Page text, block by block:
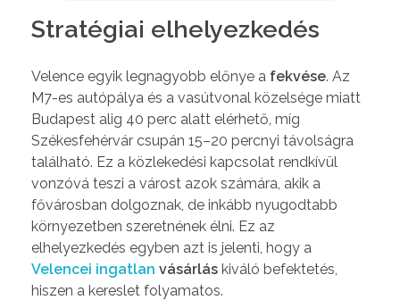
Stratégiai elhelyezkedés
Velence egyik legnagyobb előnye a fekvése. Az
M7-es autópálya és a vasútvonal közelsége miatt
Budapest alig 40 perc alatt elérhető, míg
Székesfehérvár csupán 15–20 percnyi távolságra
található. Ez a közlekedési kapcsolat rendkívül
vonzóvá teszi a várost azok számára, akik a
fővárosban dolgoznak, de inkább nyugodtabb
környezetben szeretnének élni. Ez az
elhelyezkedés egyben azt is jelenti, hogy a
Velencei ingatlan vásárlás kiváló befektetés,
hiszen a kereslet folyamatos.